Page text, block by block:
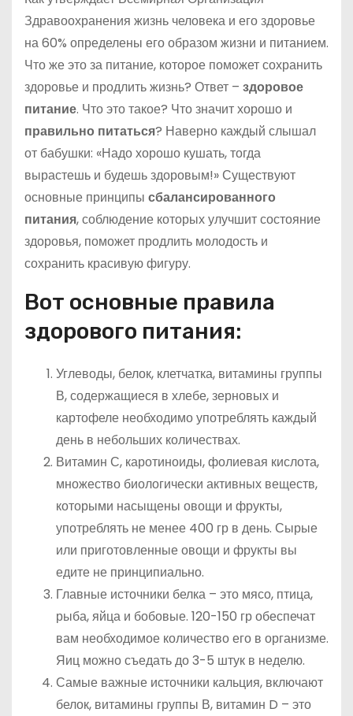
Здравоохранения жизнь человека и его здоровье
на 60% определены его образом жизни и питанием.
Что же это за питание, которое поможет сохранить
здоровье и продлить жизнь? Ответ – здоровое
питание. Что это такое? Что значит хорошо и
правильно питаться? Наверно каждый слышал
от бабушки: «Надо хорошо кушать, тогда
вырастешь и будешь здоровым!»Существуют
основные принципы сбалансированного
питания, соблюдение которых улучшит состояние
здоровья, поможет продлить молодость и
сохранить красивую фигуру.
Вот основные правила
здорового питания:
Углеводы, белок, клетчатка, витамины группы
В, содержащиеся в хлебе, зерновых и
картофеле необходимо употреблять каждый
день в небольших количествах.
Витамин С, каротиноиды, фолиевая кислота,
множество биологически активных веществ,
которыми насыщены овощи и фрукты,
употреблять не менее 400 гр в день. Сырые
или приготовленные овощи и фрукты вы
едите не принципиально.
Главные источники белка – это мясо, птица,
рыба, яйца и бобовые. 120-150 гр обеспечат
вам необходимое количество его в организме.
Яиц можно съедать до 3-5 штук в неделю.
Самые важные источники кальция, включают
белок, витамины группы В, витамин D – это